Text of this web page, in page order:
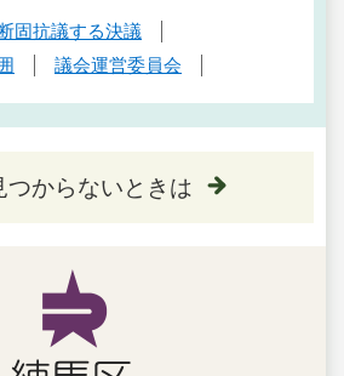
固抗議する決議
議会運営委員会
つからないときは